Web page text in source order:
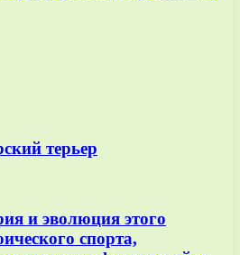
терьер
и эволюция этого
спорта,